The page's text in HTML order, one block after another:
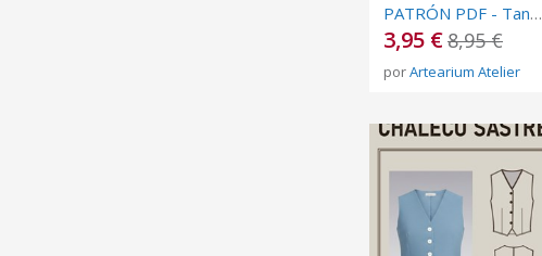
PATRÓN PDF - Tank Top - Multitalla - Nivel intermedio
3,95 €8,95 €
porArtearium Atelier